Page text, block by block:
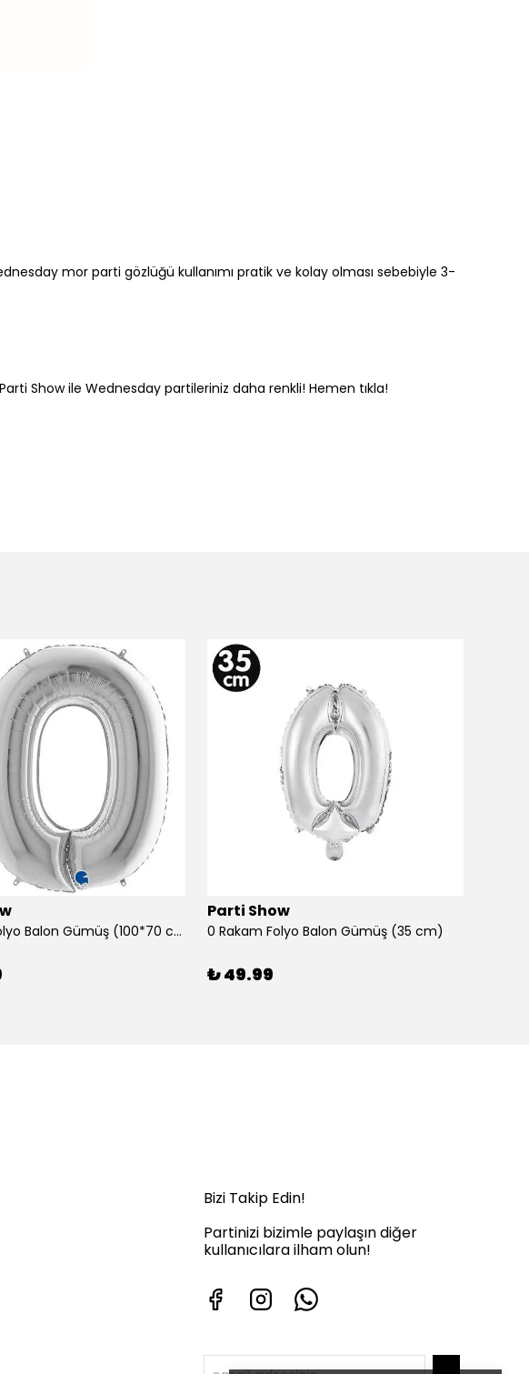
mor parti gözlüğü kullanımı pratik ve kolay olması sebebiyle 3-
Show ile Wednesday partileriniz daha renkli! Hemen tıkla!
0 Rakam Folyo Balon Gümüş (100*70 cm)
Parti Show
0 Rakam Folyo Balon Gümüş (35 cm)
₺ 49.99
Bizi Takip Edin!
Partinizi bizimle paylaşın diğer
kullanıcılara ilham olun!